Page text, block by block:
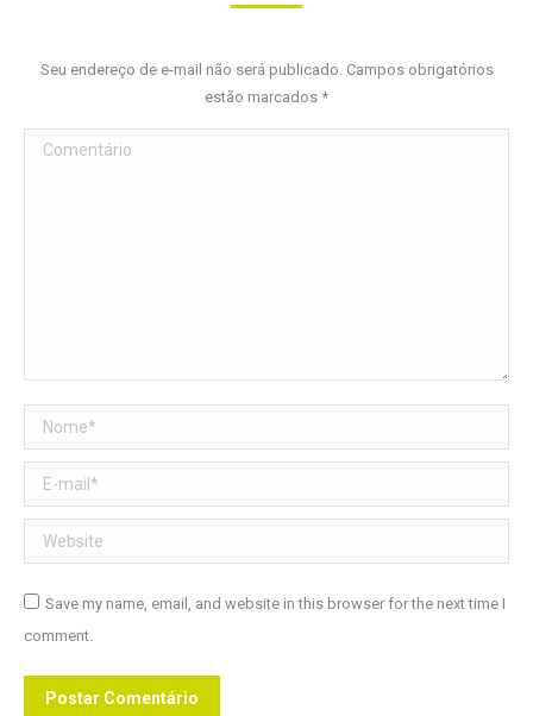
Seu endereço de e-mail não será publicado. Campos obrigatórios
estão marcados *
Comentário
Nome *
E-mail *
Website
Save my name, email, and website in this browser for the next time I
comment.
Postar Comentário